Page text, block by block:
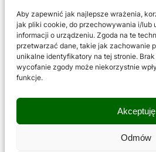
Aby zapewnić jak najlepsze wrażenia,
jak pliki cookie, do przechowywania i/lub
informacji o urządzeniu. Zgoda na te
przetwarzać dane, takie jak zachowanie
unikalne identyfikatory na tej stronie.
wycofanie zgody może niekorzystnie
funkcje.
Akceptuję
Odmów
Informacje dodatkowe
ETR – Tekst łatwy do czytania
Deklaracja dostępności
Wniosek o zapewnienie dostępności
Polityka prywatności
Regulamin serwisu